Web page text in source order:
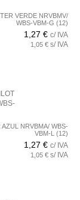
VERDE NRVBMV/
WBS-VBM-G (12)
1,27 € c/ IVA
1,05 € s/ IVA
NRVBMA/ WBS-
VBM-L (12)
1,27 € c/ IVA
1,05 € s/ IVA